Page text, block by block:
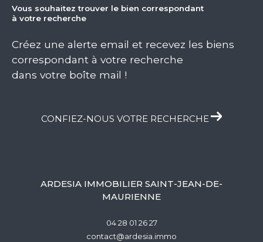
vous souhaitez trouver le bien correspondant
à votre recherche
Créez une alerte email et recevez les biens
correspondant à votre recherche
dans votre boîte mail !
CONFIEZ-NOUS VOTRE RECHERCHE
ARDESIA IMMOBILIER SAINT-JEAN-DE-
MAURIENNE
04 28 01 26 27
contact@ardesia.immo